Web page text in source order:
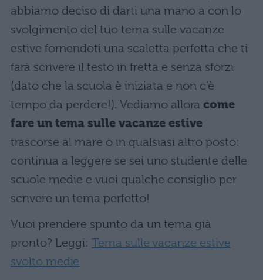
abbiamo deciso di darti una mano a con lo
svolgimento del tuo tema sulle vacanze
estive fornendoti una scaletta perfetta che ti
farà scrivere il testo in fretta e senza sforzi
(dato che la scuola è iniziata e non c’è
tempo da perdere!). Vediamo allora come
fare un tema sulle vacanze estive
trascorse al mare o in qualsiasi altro posto:
continua a leggere se sei uno studente delle
scuole medie e vuoi qualche consiglio per
scrivere un tema perfetto!
Vuoi prendere spunto da un tema già
pronto? Leggi: Tema sulle vacanze estive
svolto medie